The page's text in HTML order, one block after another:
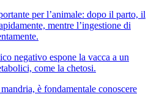
per l’animale: dopo il parto, il
mentre l’ingestione di
negativo espone la vacca a un
come la chetosi.
è fondamentale conoscere